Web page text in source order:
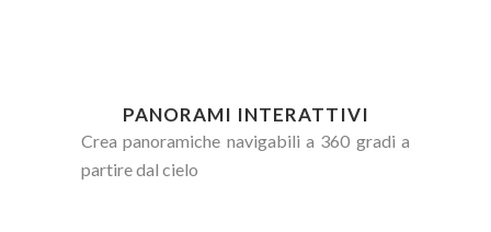
PANORAMI INTERATTIVI
Crea panoramiche navigabili a 360 gradi a
partire dal cielo